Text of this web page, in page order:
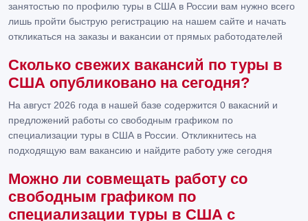
занятостью по профилю туры в США в России вам нужно всего
лишь пройти быструю регистрацию на нашем сайте и начать
откликаться на заказы и вакансии от прямых работодателей
Сколько свежих вакансий по туры в
США опубликовано на сегодня?
На август 2026 года в нашей базе содержится 0 вакасний и
предложений работы со свободным графиком по
специализации туры в США в России. Откликнитесь на
подходящую вам вакансию и найдите работу уже сегодня
Можно ли совмещать работу со
свободным графиком по
специализации туры в США с